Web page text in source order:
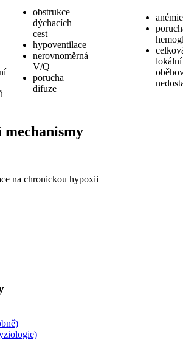
obstrukce
dýchacích
cest
hypoventilace
nerovnoměrná
V/Q
porucha
difuze
anémie
lokální
na chronickou hypoxii